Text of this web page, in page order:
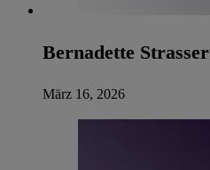
Bernadette Strasser
März 16, 2026